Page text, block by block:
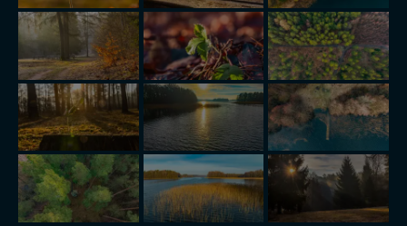
Nasz serwis nie wykorzystuje oraz nie udostępnia
Twoich danych innym podmiotom oraz osobom
trzecim. Wyjątkiem jest sytuacja, gdy przekazanie
Twoich danych jest elementem usługi (przekazanie
danych z formularza kontaktowego, przekazanie danych
w przypadku rezerwacji usług typu: nocleg, czartery,
itp). Więcej informacji o zasadach i funkcjonalności
serwisu wRegulaminie Serwisu
Administratorem Twoich danych jest: Agencja
Reklamowa Kreacja Monika Borkowska, z siedzibą ul.
Wiejska 17, 11-500 Giżycko. Możesz z nami
skontaktować się za pośrednictwem tejstrony.